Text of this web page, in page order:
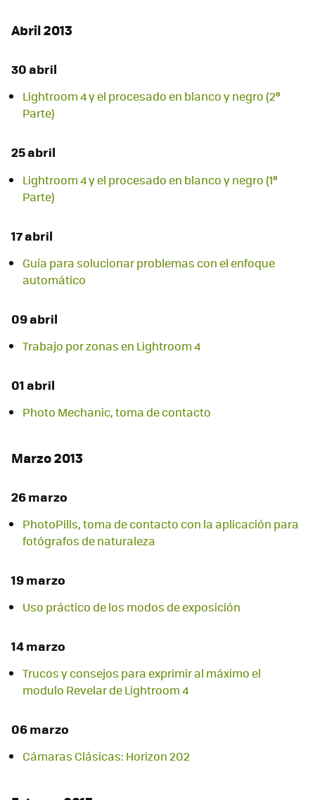
Abril 2013
30 abril
Lightroom 4 y el procesado en blanco y negro (2ª
Parte)
25 abril
Lightroom 4 y el procesado en blanco y negro (1ª
Parte)
17 abril
Guía para solucionar problemas con el enfoque
automático
09 abril
Trabajo por zonas en Lightroom 4
01 abril
Photo Mechanic, toma de contacto
Marzo 2013
26 marzo
PhotoPills, toma de contacto con la aplicación para
fotógrafos de naturaleza
19 marzo
Uso práctico de los modos de exposición
14 marzo
Trucos y consejos para exprimir al máximo el
modulo Revelar de Lightroom 4
06 marzo
Cámaras Clásicas: Horizon 202